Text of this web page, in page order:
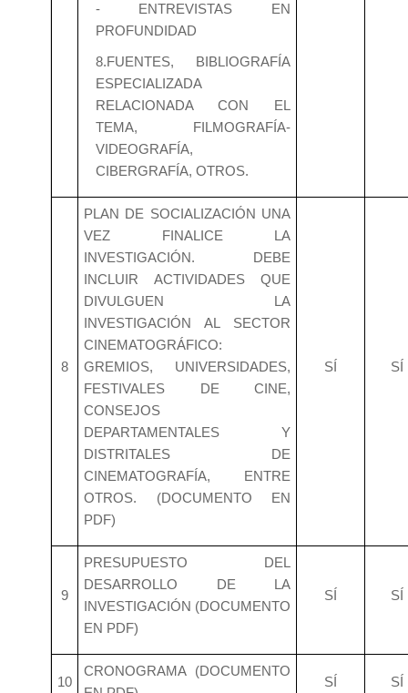
- ENTREVISTAS EN
PROFUNDIDAD
8.FUENTES, BIBLIOGRAFÍA
ESPECIALIZADA
RELACIONADA CON EL
TEMA, FILMOGRAFÍA-
VIDEOGRAFÍA,
CIBERGRAFÍA, OTROS.
8
PLAN DE SOCIALIZACIÓN UNA
VEZ FINALICE LA
INVESTIGACIÓN. DEBE
INCLUIR ACTIVIDADES QUE
DIVULGUEN LA
INVESTIGACIÓN AL SECTOR
CINEMATOGRÁFICO:
GREMIOS, UNIVERSIDADES,
FESTIVALES DE CINE,
CONSEJOS
DEPARTAMENTALES Y
DISTRITALES DE
CINEMATOGRAFÍA, ENTRE
OTROS. (DOCUMENTO EN
PDF)
SÍ SÍ
9
PRESUPUESTO DEL
DESARROLLO DE LA
INVESTIGACIÓN (DOCUMENTO
EN PDF)
SÍ SÍ
10
CRONOGRAMA (DOCUMENTO
SÍ SÍ